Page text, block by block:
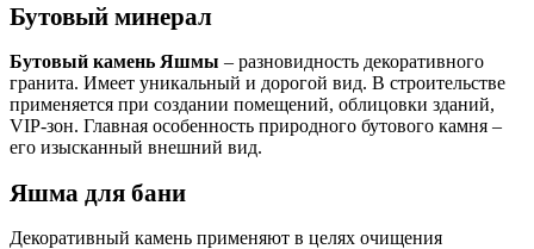
Бутовый минерал
Бутовый камень Яшмы – разновидность декоративного
гранита. Имеет уникальный и дорогой вид. В строительстве
применяется при создании помещений, облицовки зданий,
VIP-зон. Главная особенность природного бутового камня –
его изысканный внешний вид.
Яшма для бани
Декоративный камень применяют в целях очищения